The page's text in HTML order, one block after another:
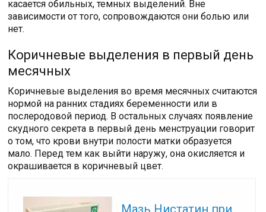
касается обильных, темных выделений. Вне
зависимости от того, сопровождаются они болью или
нет.
Коричневые выделения в первый день
месячных
Коричневые выделения во время месячных считаются
нормой на ранних стадиях беременности или в
послеродовой период. В остальных случаях появление
скудного секрета в первый день менструации говорит
о том, что крови внутри полости матки образуется
мало. Перед тем как выйти наружу, она окисляется и
окрашивается в коричневый цвет.
Мазь Нистатин при